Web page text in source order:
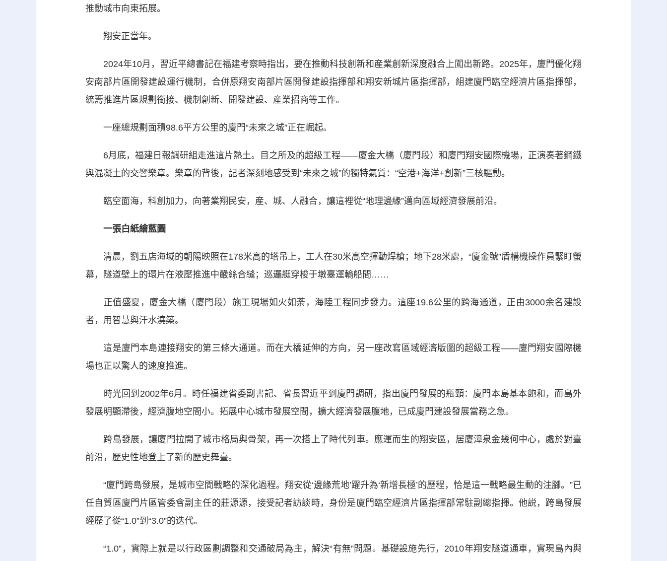
推動城市向東拓展。
翔安正當年。
2024年10月，習近平總書記在福建考察時指出，要在推動科技創新和産業創新深度融合上闖出新路。2025年，廈門優化翔
安南部片區開發建設運行機制，合併原翔安南部片區開發建設指揮部和翔安新城片區指揮部，組建廈門臨空經濟片區指揮部，
統籌推進片區規劃銜接、機制創新、開發建設、産業招商等工作。
一座總規劃面積98.6平方公里的廈門“未來之城”正在崛起。
6月底，福建日報調研組走進這片熱土。目之所及的超級工程——廈金大橋（廈門段）和廈門翔安國際機場，正演奏著鋼鐵
與混凝土的交響樂章。樂章的背後，記者深刻地感受到“未來之城”的獨特氣質：“空港+海洋+創新”三核驅動。
臨空面海，科創加力，向著業翔民安，産、城、人融合，讓這裡從“地理邊緣”邁向區域經濟發展前沿。
一張白紙繪藍圖
清晨，劉五店海域的朝陽映照在178米高的塔吊上，工人在30米高空揮動焊槍；地下28米處，“廈金號”盾構機操作員緊盯螢
幕，隧道壁上的環片在液壓推進中嚴絲合縫；巡邏艇穿梭于墩臺運輸船間……
正值盛夏，廈金大橋（廈門段）施工現場如火如荼，海陸工程同步發力。這座19.6公里的跨海通道，正由3000余名建設
者，用智慧與汗水澆築。
這是廈門本島連接翔安的第三條大通道。而在大橋延伸的方向，另一座改寫區域經濟版圖的超級工程——廈門翔安國際機
場也正以驚人的速度推進。
時光回到2002年6月。時任福建省委副書記、省長習近平到廈門調研，指出廈門發展的瓶頸：廈門本島基本飽和，而島外
發展明顯滯後，經濟腹地空間小。拓展中心城市發展空間，擴大經濟發展腹地，已成廈門建設發展當務之急。
跨島發展，讓廈門拉開了城市格局與骨架，再一次搭上了時代列車。應運而生的翔安區，居廈漳泉金幾何中心，處於對臺
前沿，歷史性地登上了新的歷史舞臺。
“廈門跨島發展，是城市空間戰略的深化過程。翔安從‘邊緣荒地’躍升為‘新增長極’的歷程，恰是這一戰略最生動的注腳。”已
任自貿區廈門片區管委會副主任的莊源源，接受記者訪談時，身份是廈門臨空經濟片區指揮部常駐副總指揮。他説，跨島發展
經歷了從“1.0”到“3.0”的迭代。
“1.0”，實際上就是以行政區劃調整和交通破局為主，解決“有無”問題。基礎設施先行，2010年翔安隧道通車，實現島內與